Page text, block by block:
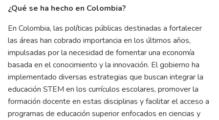
¿Qué se ha hecho en Colombia?
En Colombia, las políticas públicas destinadas a fortalecer
las áreas han cobrado importancia en los últimos años,
impulsadas por la necesidad de fomentar una economía
basada en el conocimiento y la innovación. El gobierno ha
implementado diversas estrategias que buscan integrar la
educación STEM en los currículos escolares, promover la
formación docente en estas disciplinas y facilitar el acceso a
programas de educación superior enfocados en ciencias y